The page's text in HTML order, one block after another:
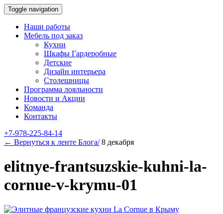
Toggle navigation
Наши работы
Мебель под заказ
Кухни
Шкафы Гардеробные
Детские
Дизайн интерьера
Столешницы
Программа лояльности
Новости и Акции
Команда
Контакты
+7-978-225-84-14
← Вернуться к ленте Блога/ 8 декабря
elitnye-frantsuzskie-kuhni-la-
cornue-v-krymu-01